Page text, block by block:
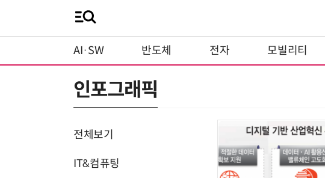
AI·SW 반도체 전자 모빌리티
인포그래픽
전체보기
IT&컴퓨팅